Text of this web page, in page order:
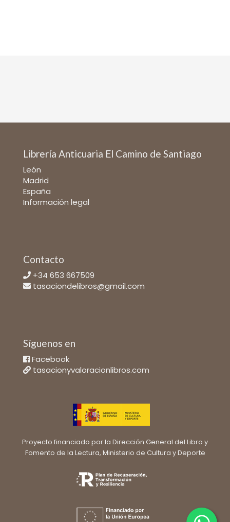
Librería Anticuaria El Camino de Santiago
León
Madrid
España
Información legal
Contacto
+34 653 667509
tasaciondelibros@gmail.com
Síguenos en
Facebook
tasacionyvaloracionlibros.com
Proyecto financiado por la Dirección General del Libro y
Fomento de la Lectura, Ministerio de Cultura y Deporte